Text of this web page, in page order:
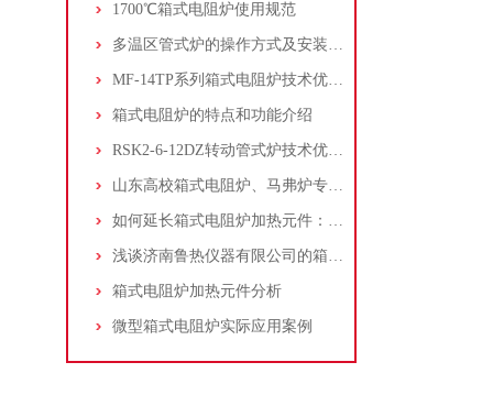
1700℃箱式电阻炉使用规范
多温区管式炉的操作方式及安装方法
MF-14TP系列箱式电阻炉技术优势分析
箱式电阻炉的特点和功能介绍
RSK2-6-12DZ转动管式炉技术优势分析
山东高校箱式电阻炉、马弗炉专业维修服务指南
如何延长箱式电阻炉加热元件：电炉丝的使用寿命
浅谈济南鲁热仪器有限公司的箱式电阻炉设计理念
箱式电阻炉加热元件分析
微型箱式电阻炉实际应用案例